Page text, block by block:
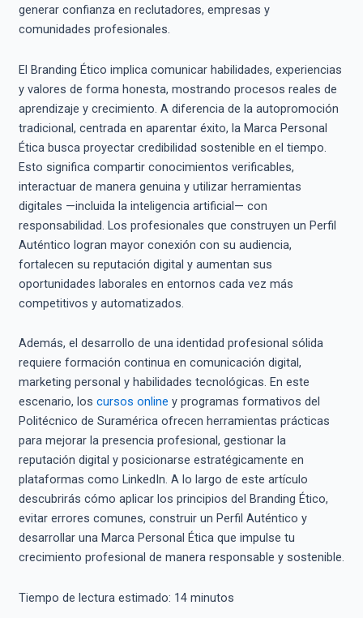
generar confianza en reclutadores, empresas y
comunidades profesionales.
El Branding Ético implica comunicar habilidades, experiencias
y valores de forma honesta, mostrando procesos reales de
aprendizaje y crecimiento. A diferencia de la autopromoción
tradicional, centrada en aparentar éxito, la Marca Personal
Ética busca proyectar credibilidad sostenible en el tiempo.
Esto significa compartir conocimientos verificables,
interactuar de manera genuina y utilizar herramientas
digitales —incluida la inteligencia artificial— con
responsabilidad. Los profesionales que construyen un Perfil
Auténtico logran mayor conexión con su audiencia,
fortalecen su reputación digital y aumentan sus
oportunidades laborales en entornos cada vez más
competitivos y automatizados.
Además, el desarrollo de una identidad profesional sólida
requiere formación continua en comunicación digital,
marketing personal y habilidades tecnológicas. En este
escenario, los cursos online y programas formativos del
Politécnico de Suramérica ofrecen herramientas prácticas
para mejorar la presencia profesional, gestionar la
reputación digital y posicionarse estratégicamente en
plataformas como LinkedIn. A lo largo de este artículo
descubrirás cómo aplicar los principios del Branding Ético,
evitar errores comunes, construir un Perfil Auténtico y
desarrollar una Marca Personal Ética que impulse tu
crecimiento profesional de manera responsable y sostenible.
Tiempo de lectura estimado: 14minutos